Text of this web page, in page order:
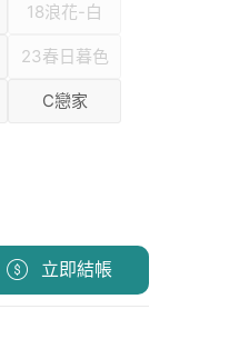
18浪花-白
23春日暮色
C戀家
立即結帳